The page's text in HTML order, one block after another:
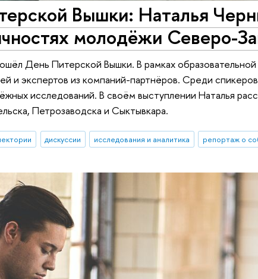
Вышки: Наталья
молодёжи Северо-
День Питерской Вышки. В рамках образовательной
и экспертов из компаний-партнёров. Среди
исследований. В своём выступлении Наталья
Петрозаводска и Сыктывкара.
дискуссии исследования и аналитика репортаж о